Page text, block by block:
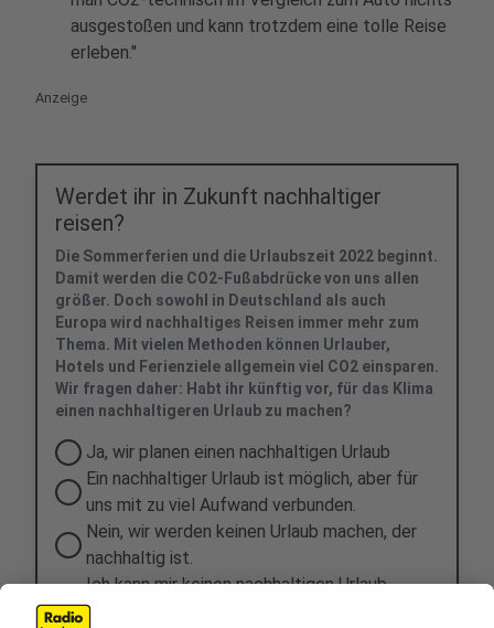
ausgestoßen und kann trotzdem eine tolle Reise
erleben."
Anzeige
Werdet ihr in Zukunft nachhaltiger
reisen?
Die Sommerferien und die Urlaubszeit 2022 beginnt.
Damit werden die CO2-Fußabdrücke von uns allen
größer. Doch sowohl in Deutschland als auch
Europa wird nachhaltiges Reisen immer mehr zum
Thema. Mit vielen Methoden können Urlauber,
Hotels und Ferienziele allgemein viel CO2 einsparen.
Wir fragen daher: Habt ihr künftig vor, für das Klima
einen nachhaltigeren Urlaub zu machen?
Ja, wir planen einen nachhaltigen Urlaub
Ein nachhaltiger Urlaub ist möglich, aber für
uns mit zu viel Aufwand verbunden.
Nein, wir werden keinen Urlaub machen, der
nachhaltig ist.
Ich kann mir keinen nachhaltigen Urlaub
leisten.